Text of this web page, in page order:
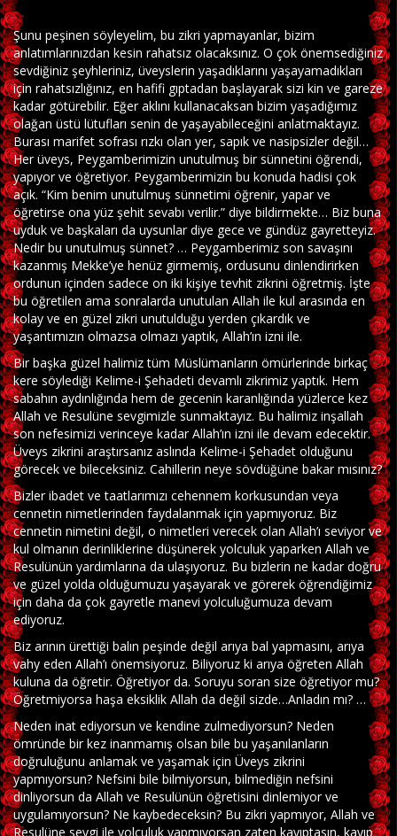
Şunu peşinen söyleyelim, bu zikri yapmayanlar, bizim
anlatımlarınızdan kesin rahatsız olacaksınız. O çok önemsediğiniz
sevdiğiniz şeyhleriniz, üveyslerin yaşadıklarını yaşayamadıkları
için rahatsızlığınız, en hafifi gıptadan başlayarak sizi kin ve gareze
kadar götürebilir. Eğer aklını kullanacaksan bizim yaşadığımız
olağan üstü lütufları senin de yaşayabileceğini anlatmaktayız.
Burası marifet sofrası rızkı olan yer, sapık ve nasipsizler değil…
Her üveys, Peygamberimizin unutulmuş bir sünnetini öğrendi,
yapıyor ve öğretiyor. Peygamberimizin bu konuda hadisi çok
açık. “Kim benim unutulmuş sünnetimi öğrenir, yapar ve
öğretirse ona yüz şehit sevabı verilir.” diye bildirmekte… Biz buna
uyduk ve başkaları da uysunlar diye gece ve gündüz gayretteyiz.
Nedir bu unutulmuş sünnet? … Peygamberimiz son savaşını
kazanmış Mekke’ye henüz girmemiş, ordusunu dinlendirirken
ordunun içinden sadece on iki kişiye tevhit zikrini öğretmiş. İşte
bu öğretilen ama sonralarda unutulan Allah ile kul arasında en
kolay ve en güzel zikri unutulduğu yerden çıkardık ve
yaşantımızın olmazsa olmazı yaptık, Allah’ın izni ile.
Bir başka güzel halimiz tüm Müslümanların ömürlerinde birkaç
kere söylediği Kelime-i Şehadeti devamlı zikrimiz yaptık. Hem
sabahın aydınlığında hem de gecenin karanlığında yüzlerce kez
Allah ve Resulüne sevgimizle sunmaktayız. Bu halimiz inşallah
son nefesimizi verinceye kadar Allah’ın izni ile devam edecektir.
Üveys zikrini araştırsanız aslında Kelime-i Şehadet olduğunu
görecek ve bileceksiniz. Cahillerin neye sövdüğüne bakar mısınız?
Bizler ibadet ve taatlarımızı cehennem korkusundan veya
cennetin nimetlerinden faydalanmak için yapmıyoruz. Biz
cennetin nimetini değil, o nimetleri verecek olan Allah’ı seviyor ve
kul olmanın derinliklerine düşünerek yolculuk yaparken Allah ve
Resulünün yardımlarına da ulaşıyoruz. Bu bizlerin ne kadar doğru
ve güzel yolda olduğumuzu yaşayarak ve görerek öğrendiğimiz
için daha da çok gayretle manevi yolculuğumuza devam
ediyoruz.
Biz arının ürettiği balın peşinde değil arıya bal yapmasını, arıya
vahy eden Allah’ı önemsiyoruz. Biliyoruz ki arıya öğreten Allah
kuluna da öğretir. Öğretiyor da. Soruyu soran size öğretiyor mu?
Öğretmiyorsa haşa eksiklik Allah da değil sizde…Anladın mı? …
Neden inat ediyorsun ve kendine zulmediyorsun? Neden
ömründe bir kez inanmamış olsan bile bu yaşanılanların
doğruluğunu anlamak ve yaşamak için Üveys zikrini
yapmıyorsun? Nefsini bile bilmiyorsun, bilmediğin nefsini
dinliyorsun da Allah ve Resulünün öğretisini dinlemiyor ve
uygulamıyorsun? Ne kaybedeceksin? Bu zikri yapmıyor, Allah ve
Resulüne sevgi ile yolculuk yapmıyorsan zaten kayıptasın, kayıp